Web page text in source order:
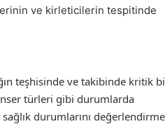
ve kirleticilerin tespitinde
teşhisinde ve takibinde kritik
türleri gibi durumlarda
durumlarını